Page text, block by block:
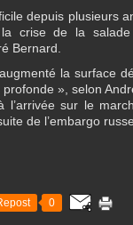
depuis plusieurs
la crise de la
Bernard.
la surface
», selon
l’arrivée sur le
de l’embargo russe.
0